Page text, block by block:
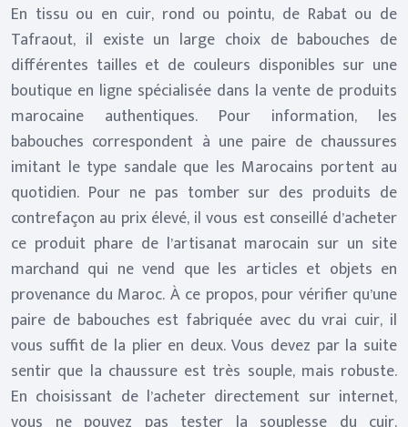
En tissu ou en cuir, rond ou pointu, de Rabat ou de
Tafraout, il existe un large choix de babouches de
différentes tailles et de couleurs disponibles sur une
boutique en ligne spécialisée dans la vente de produits
marocaine authentiques. Pour information, les
babouches correspondent à une paire de chaussures
imitant le type sandale que les Marocains portent au
quotidien. Pour ne pas tomber sur des produits de
contrefaçon au prix élevé, il vous est conseillé d’acheter
ce produit phare de l’artisanat marocain sur un site
marchand qui ne vend que les articles et objets en
provenance du Maroc. À ce propos, pour vérifier qu’une
paire de babouches est fabriquée avec du vrai cuir, il
vous suffit de la plier en deux. Vous devez par la suite
sentir que la chaussure est très souple, mais robuste.
En choisissant de l’acheter directement sur internet,